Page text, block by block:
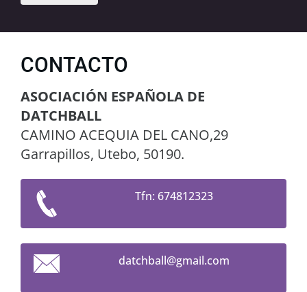
CONTACTO
ASOCIACIÓN ESPAÑOLA DE
DATCHBALL
CAMINO ACEQUIA DEL CANO,29
Garrapillos, Utebo, 50190.
Tfn: 674812323
datchball@gmail.com